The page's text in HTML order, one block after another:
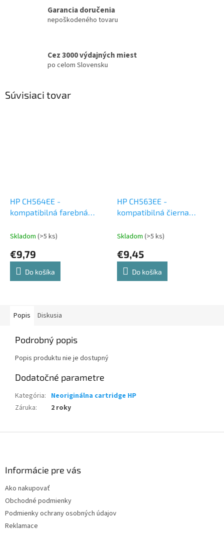
Garancia doručenia
nepoškodeného tovaru
Cez 3000 výdajných miest
po celom Slovensku
Súvisiaci tovar
HP CH564EE -
kompatibilná farebná
Skladom (>5 ks)
€9,79
Do košíka
HP CH563EE -
kompatibilná čierna
Skladom (>5 ks)
€9,45
Do košíka
Popis Diskusia
Podrobný popis
Popis produktu nie je dostupný
Dodatočné parametre
Kategória: Neoriginálna cartridge HP
Záruka: 2 roky
Informácie pre vás
Ako nakupovať
Obchodné podmienky
Podmienky ochrany osobných údajov
Reklamace